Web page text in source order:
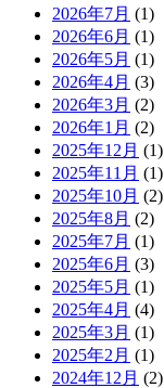
2026年7月 (1)
2026年6月 (1)
2026年5月 (1)
2026年4月 (3)
2026年3月 (2)
2026年1月 (2)
2025年12月 (1)
2025年11月 (1)
2025年10月 (2)
2025年8月 (2)
2025年7月 (1)
2025年6月 (3)
2025年5月 (1)
2025年4月 (4)
2025年3月 (1)
2025年2月 (1)
2024年12月 (2)